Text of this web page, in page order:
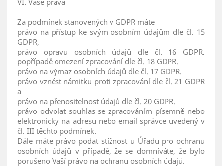
VI. Vaše práva
Za podmínek stanovených v GDPR máte
právo na přístup ke svým osobním údajům dle čl. 15
GDPR,
právo opravu osobních údajů dle čl. 16 GDPR,
popřípadě omezení zpracování dle čl. 18 GDPR.
právo na výmaz osobních údajů dle čl. 17 GDPR.
právo vznést námitku proti zpracování dle čl. 21 GDPR
a
právo na přenositelnost údajů dle čl. 20 GDPR.
právo odvolat souhlas se zpracováním písemně nebo
elektronicky na adresu nebo email správce uvedený v
čl. III těchto podmínek.
Dále máte právo podat stížnost u Úřadu pro ochranu
osobních údajů v případě, že se domníváte, že bylo
porušeno Vaší právo na ochranu osobních údajů.